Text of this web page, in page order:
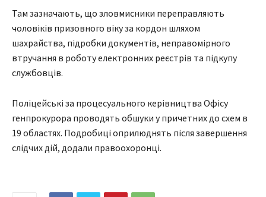
Там зазначають, що зловмисники переправляють
чоловіків призовного віку за кордон шляхом
шахрайства, підробки документів, неправомірного
втручання в роботу електронних реєстрів та підкупу
службовців.
Поліцейські за процесуального керівництва Офісу
генпрокурора проводять обшуки у причетних до схем в
19 областях. Подробиці оприлюднять після завершення
слідчих дій, додали правоохоронці.